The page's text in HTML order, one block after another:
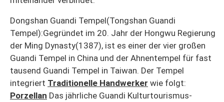
Dongshan Guandi Tempel(Tongshan Guandi
Tempel):Gegründet im 20. Jahr der Hongwu Regierung
der Ming Dynasty(1387), ist es einer der vier großen
Guandi Tempel in China und der Ahnentempel für fast
tausend Guandi Tempel in Taiwan. Der Tempel
integriert Traditionelle Handwerker wie folgt:
Porzellan Das jährliche Guandi Kulturtourismus-